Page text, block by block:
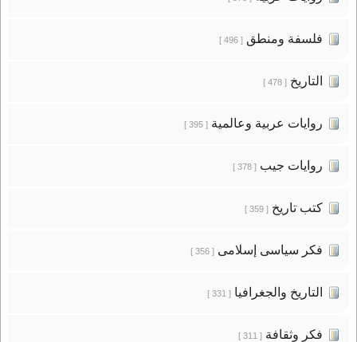
فلسفة ومنطق[ 496 ]
التاريخ[ 478 ]
روايات عربية وعالمية[ 395 ]
روايات جيب[ 378 ]
كتب تاريخ[ 359 ]
فكر سياسى إسلامى[ 356 ]
التاريخ والجغرافيا[ 331 ]
فكر وثقافة[ 311 ]